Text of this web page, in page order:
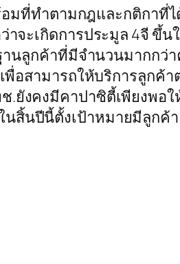
ที่ทำตามกฎและกติกาที่ไ
จะเกิดการประมูล 4จี ขึ้
นลูกค้าที่มีจำนวนมากกว่
อสามารถให้บริการลูกค้
ช.ยังคงมีคาปาซิตี้เพียงพอ
สิ้นปีนี้ตั้งเป้าหมายมีลูกค้า